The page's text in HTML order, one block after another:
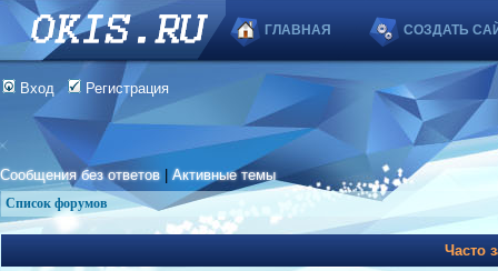
ГЛАВНАЯ СОЗДАТЬ
Вход Регистрация
Сообщения без ответов |Активные темы
Список форумов
Часто